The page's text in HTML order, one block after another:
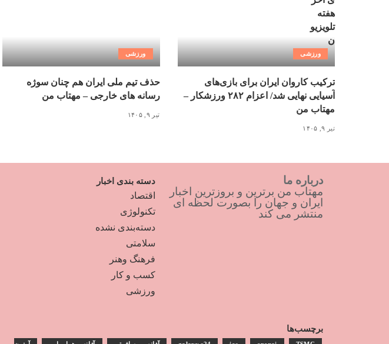
ورزشی
ترکیب کاروان ایران برای بازی‌های
آسیایی نهایی شد/ اعزام ۲۸۲ ورزشکار –
مهتاب من
تیر ۹, ۱۴۰۵
ورزشی
حذف تیم ملی ایران هم چنان سوژه
رسانه های خارجی – مهتاب من
تیر ۹, ۱۴۰۵
درباره ما
مهتاب من برترین و بروزترین اخبار
ایران و جهان را بصورت لحظه ای
منتشر می کند
دسته بندی اخبار
اقتصاد
تکنولوژی
دسته‌بندی نشده
سلامتی
فرهنگ وهنر
کسب و کار
ورزشی
برچسب‌ها